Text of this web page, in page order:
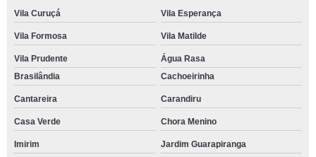
Vila Curuçá Vila Esperança
Vila Formosa Vila Matilde
Vila Prudente
Água Rasa
Brasilândia
Cachoeirinha
Cantareira Carandiru
Casa Verde Chora Menino
Imirim Jardim Guarapiranga